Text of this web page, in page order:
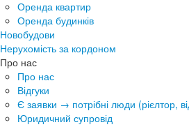
Оренда квартир
Оренда будинків
Новобудови
Нерухомість за кордоном
Про нас
Про нас
Відгуки
Є заявки → потрібні люди (рієлтор,
Юридичний супровід